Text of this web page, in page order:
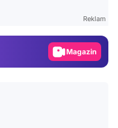
Reklam
Magazin